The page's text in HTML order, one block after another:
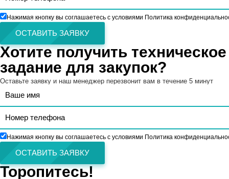
Нажимая кнопку вы соглашаетесь с условиями Политика
ОСТАВИТЬ ЗАЯВКУ
Хотите получить техническое
задание для закупок?
Оставьте заявку и наш менеджер перезвонит вам в течение 5 минут
Нажимая кнопку вы соглашаетесь с условиями Политика
ОСТАВИТЬ ЗАЯВКУ
Торопитесь!